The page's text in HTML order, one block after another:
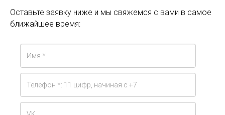
Оставьте заявку ниже и мы свяжемся с вами в самое
ближайшее время: